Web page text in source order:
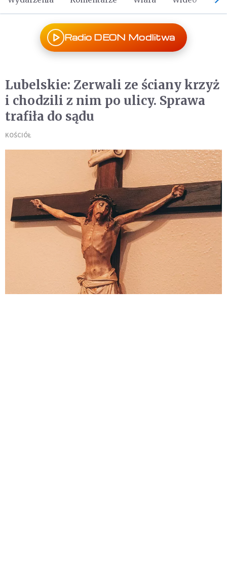
Radio DEON Modlitwa
Lubelskie: Zerwali ze ściany krzyż
i chodzili z nim po ulicy. Sprawa
trafiła do sądu
KOŚCIÓŁ